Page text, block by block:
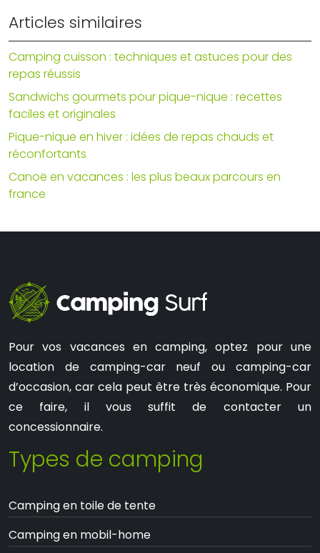
Articles similaires
Camping cuisson : techniques et astuces pour des
repas réussis
Sandwichs gourmets pour pique-nique : recettes
faciles et originales
Pique-nique en hiver : idées de repas chauds et
réconfortants
Canoë en vacances : les plus beaux parcours en
france
Pour vos vacances en camping, optez pour une
location de camping-car neuf ou camping-car
d’occasion, car cela peut être très économique. Pour
ce faire, il vous suffit de contacter un
concessionnaire.
Types de camping
Camping en toile de tente
Camping en mobil-home